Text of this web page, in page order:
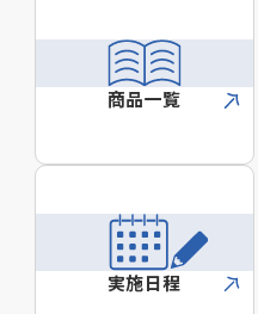
商品一覧
実施日程